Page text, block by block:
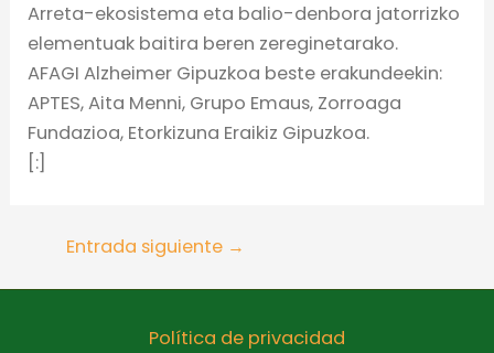
Arreta-ekosistema eta balio-denbora jatorrizko
elementuak baitira beren zereginetarako.
AFAGI Alzheimer Gipuzkoa beste erakundeekin:
APTES, Aita Menni, Grupo Emaus, Zorroaga
Fundazioa, Etorkizuna Eraikiz Gipuzkoa.
[:]
Entrada siguiente →
Política de privacidad